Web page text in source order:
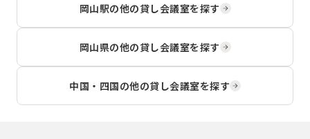
岡山駅の他の貸し会議室を探す
岡山県の他の貸し会議室を探す
中国・四国の他の貸し会議室を探す